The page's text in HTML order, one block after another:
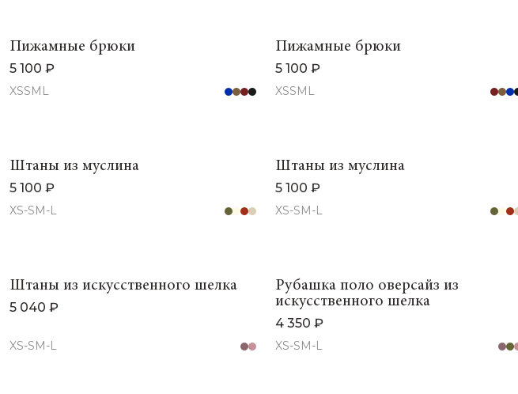
Пижамные брюки
5 100 ₽
XSSM L
Пижамные брюки
5 100 ₽
XSSM L
Штаны из муслина
5 100 ₽
XS-SM-L
Штаны из муслина
5 100 ₽
XS-SM-L
Штаны из искусственного шелка
5 040 ₽
XS-SM-L
Рубашка поло оверсайз из
искусственного шелка
4 350 ₽
XS-SM-L